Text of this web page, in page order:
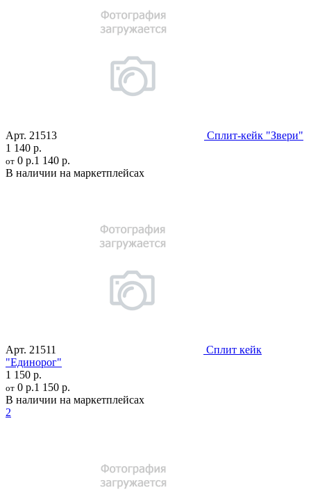
Арт. 21513
Сплит-кейк "Звери"
1 140 р.
от 0 р.1 140 р.
В наличии на маркетплейсах
Арт. 21511
Сплит кейк
"Единорог"
1 150 р.
от 0 р.1 150 р.
В наличии на маркетплейсах
2